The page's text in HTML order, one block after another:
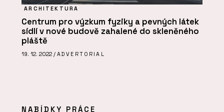
ARCHITEKTURA
Centrum pro výzkum fyziky a pevných látek
sídlí v nové budově zahalené do skleněného
pláště
19. 12. 2022 / ADVERTORIAL
NABÍDKY PRÁCE